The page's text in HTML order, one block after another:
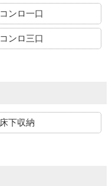
コンロ一口
コンロ三口
床下収納